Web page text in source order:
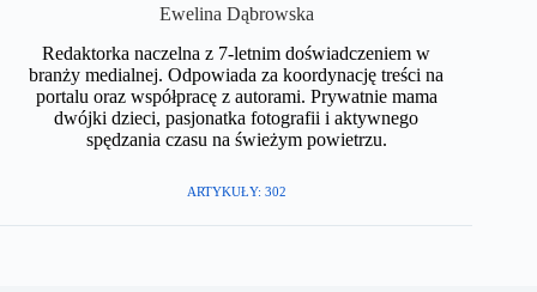
​Ewelina Dąbrowska
Redaktorka naczelna z 7-letnim doświadczeniem w
branży medialnej. Odpowiada za koordynację treści na
portalu oraz współpracę z autorami. Prywatnie mama
dwójki dzieci, pasjonatka fotografii i aktywnego
spędzania czasu na świeżym powietrzu.​
ARTYKUŁY: 302